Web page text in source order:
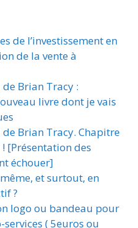
de l’investissement en
de la vente à
Brian Tracy :
livre dont je vais
Brian Tracy. Chapitre
[Présentation des
échouer]
et surtout, en
?
logo ou bandeau pour
( 5euros ou